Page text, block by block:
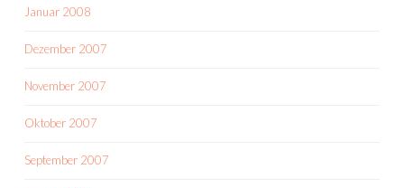
Januar 2008
Dezember 2007
November 2007
Oktober 2007
September 2007